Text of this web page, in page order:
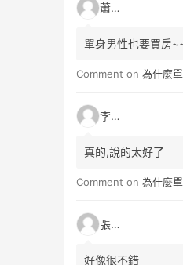
蕭雨
單身男性也要買房
Comment on 為什麼單身女性該為自
李小真
真的,說的太好了
Comment on 為什麼單身女性該為自
張小玉
好像很不錯